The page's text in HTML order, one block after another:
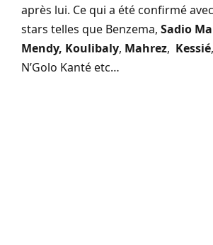
après lui. Ce qui a été confirmé
stars telles que Benzema, Sadio
Mendy, Koulibaly, Mahrez, Kessié
N’Golo Kanté etc…